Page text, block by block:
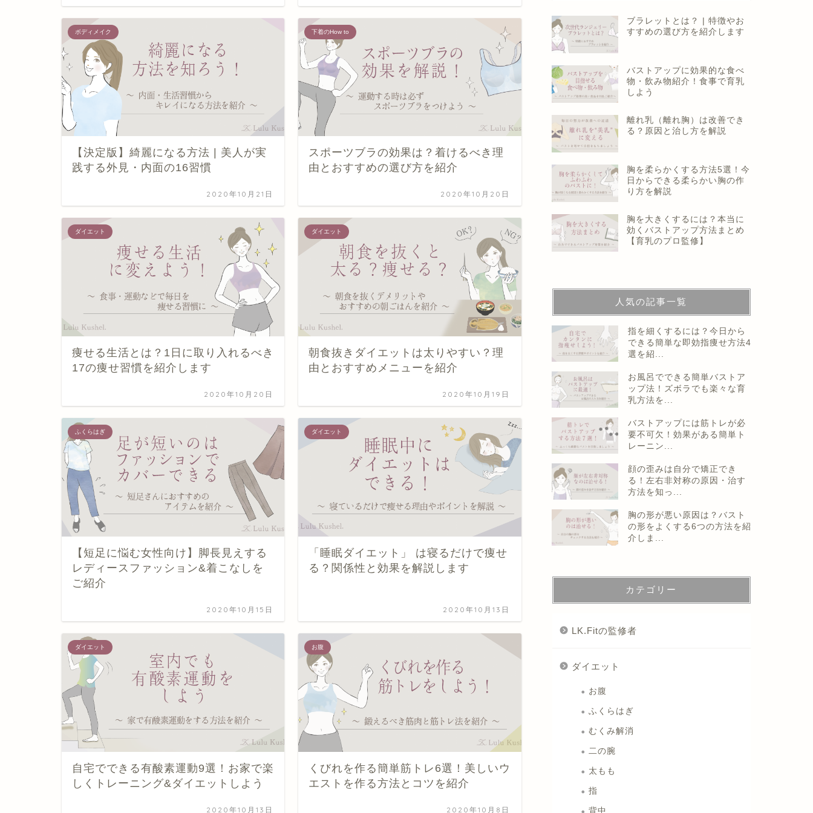
ボディメイク
【決定版】綺麗になる方法 | 美人が実
践する外見・内面の16習慣
2020年10月21日
下着のHow to
スポーツブラの効果は？着けるべき理
由とおすすめの選び方を紹介
2020年10月20日
ダイエット
痩せる生活とは？1日に取り入れるべき
17の痩せ習慣を紹介します
2020年10月20日
ダイエット
朝食抜きダイエットは太りやすい？理
由とおすすめメニューを紹介
2020年10月19日
ふくらはぎ
【短足に悩む女性向け】脚長見えする
レディースファッション&着こなしを
ご紹介
2020年10月15日
ダイエット
「睡眠ダイエット」 は寝るだけで痩せ
る？関係性と効果を解説します
2020年10月13日
ダイエット
自宅でできる有酸素運動9選！お家で楽
しくトレーニング&ダイエットしよう
2020年10月13日
お腹
くびれを作る簡単筋トレ6選！美しいウ
エストを作る方法とコツを紹介
2020年10月8日
ブラレットとは？ | 特徴やお
すすめの選び方を紹介します
バストアップに効果的な食べ
物・飲み物紹介！食事で育乳
しよう
離れ乳（離れ胸）は改善でき
る？原因と治し方を解説
胸を柔らかくする方法5選！今
日からできる柔らかい胸の作
り方を解説
胸を大きくするには？本当に
効くバストアップ方法まとめ
【育乳のプロ監修】
人気の記事一覧
指を細くするには？今日から
できる簡単な即効指痩せ方法4
選を紹...
お風呂でできる簡単バストア
ップ法！ズボラでも楽々な育
乳方法を...
バストアップには筋トレが必
要不可欠！効果がある簡単ト
レーニン...
顔の歪みは自分で矯正でき
る！左右非対称の原因・治す
方法を知っ...
胸の形が悪い原因は？バスト
の形をよくする6つの方法を紹
介しま...
カテゴリー
LK.Fitの監修者
ダイエット
お腹
ふくらはぎ
むくみ解消
二の腕
太もも
指
背中